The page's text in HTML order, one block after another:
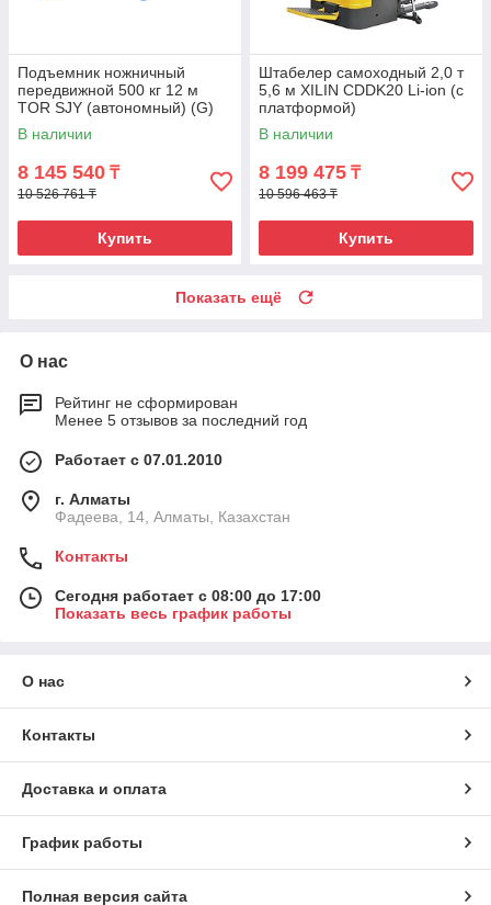
Подъемник ножничный
передвижной 500 кг 12 м
TOR SJY (автономный) (G)
В наличии
8 145 540 ₸
10 526 761 ₸
Купить
Штабелер самоходный 2,0 т
5,6 м XILIN CDDK20 Li-ion (с
платформой)
В наличии
8 199 475 ₸
10 596 463 ₸
Купить
Показать ещё
О нас
Рейтинг не сформирован
Менее 5 отзывов за последний год
Работает с 07.01.2010
г. Алматы
Фадеева, 14, Алматы, Казахстан
Контакты
Сегодня работает с 08:00 до 17:00
Показать весь график работы
О нас
Контакты
Доставка и оплата
График работы
Полная версия сайта